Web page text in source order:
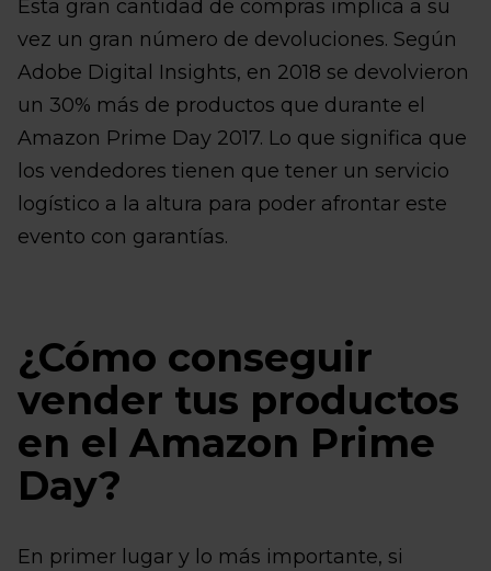
Esta gran cantidad de compras implica a su
vez un gran número de devoluciones. Según
Adobe Digital Insights, en 2018 se devolvieron
un 30% más de productos que durante el
Amazon Prime Day 2017. Lo que significa que
los vendedores tienen que tener un servicio
logístico a la altura para poder afrontar este
evento con garantías.
¿Cómo conseguir
vender tus productos
en el Amazon Prime
Day?
En primer lugar y lo más importante, si